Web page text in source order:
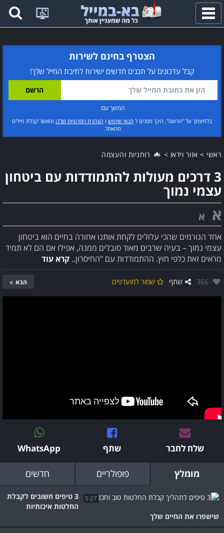
פתח
תפריט
הצטרף בחינם לשירות
קבל עדכונים על תכנים חדשים ישירות לתיבת המייל שלך!
המשך עם:
בלחיצתך על "הרשם", הינך מסכים ל תנאי שימוש ו הצהרת הפרטיות שלנו ומאשר קבלת מיילים
מהאתר.
ראשי > אזור וידאו > רוחניות והעצמה
3 דרכים מעולות להתמודדות עם ביטחון
עצמי נמוך
א א
אחד הגורמים שהכי עלולים לקחת אותנו אחורה בחיים הוא ביטחון
עצמי נמוך – בעיה שרבים מאוד סובלים ממנה, אפילו אם הם לא תמיד
מראים זאת כלפי חוץ. ההתמודדות עם "החיסרון.. קרא עוד
אהבו:
366 שתף שמור למועדפים הבא
שלח לחבר שתף WhatsApp
מומלץ פופולריים חדשים
5:27
3 טיפים חשובים לקבלת
החלטות איכותיות
שישפרו את החיים שלך